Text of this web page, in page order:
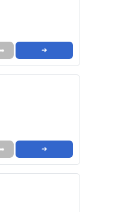
➜
➜